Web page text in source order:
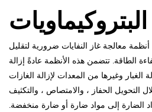
معالجة غاز النفايات ضرورية لتقليل
الطاقة. تتضمن هذه الأنظمة عادةً إزالة
الغبار وغيرها من المعدات لإزالة الغازات
التحويل الحفاز ، والامتصاص ، والتكثيف
الضارة إلى مواد ضارة أو ضارة منخفضة.